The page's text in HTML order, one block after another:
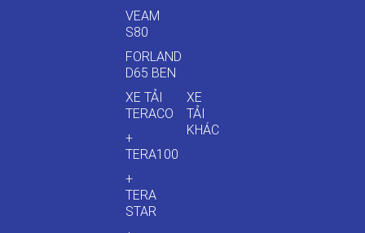
VEAM
S80
FORLAND
D65 BEN
XE TẢI
TERACO
+
TERA100
+
TERA
STAR
XE
TẢI
KHÁC